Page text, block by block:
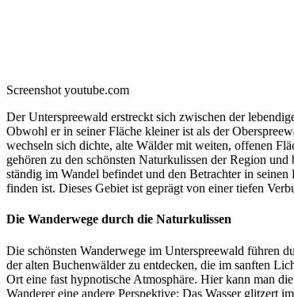
Screenshot youtube.com
Der Unterspreewald erstreckt sich zwischen der
Obwohl er in seiner Fläche kleiner ist als der
wechseln sich dichte, alte Wälder mit weiten, offenen
gehören zu den schönsten Naturkulissen der Region
ständig im Wandel befindet und den Betrachter in
finden ist. Dieses Gebiet ist geprägt von einer tiefen
Die Wanderwege durch die Naturkulissen
Die schönsten Wanderwege im Unterspreewald führen
der alten Buchenwälder zu entdecken, die im sanften
Ort eine fast hypnotische Atmosphäre. Hier kann man
Wanderer eine andere Perspektive: Das Wasser glitzert